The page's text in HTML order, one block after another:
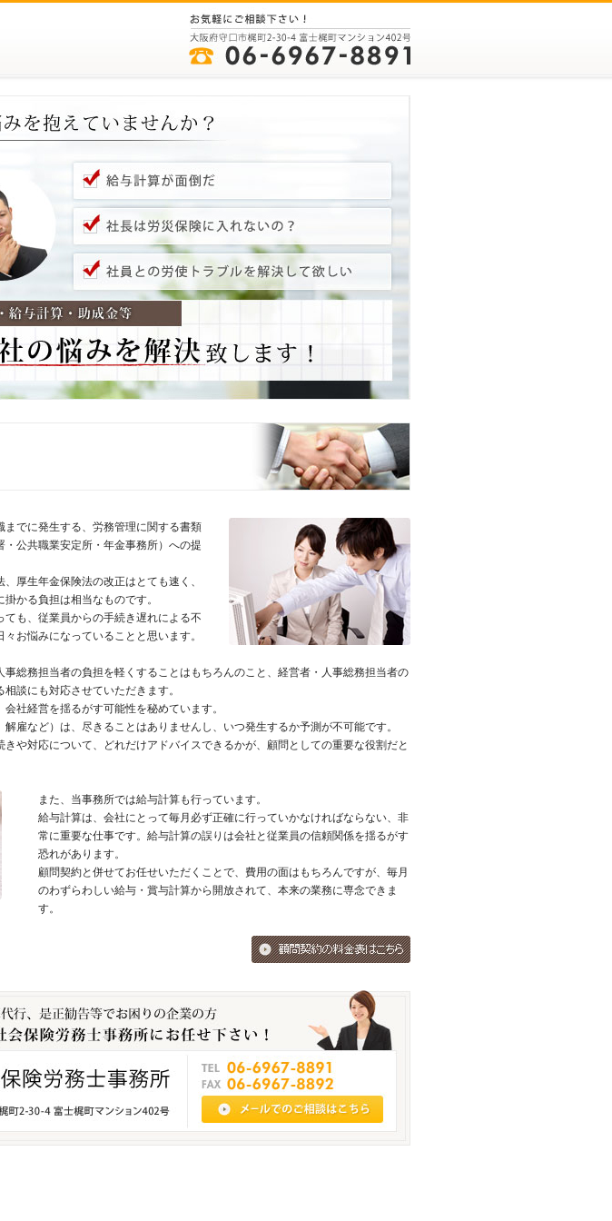
でに発生する、労務管理に関する書類
公共職業安定所・年金事務所）への提
厚生年金保険法の改正はとても速く、
かる負担は相当なものです。
も、従業員からの手続き遅れによる不
お悩みになっていることと思います。
総務担当者の負担を軽くすることはもちろんのこと、経営者・人事総務担当者の
談にも対応させていただきます。
社経営を揺るがす可能性を秘めています。
雇など）は、尽きることはありませんし、いつ発生するか予測が不可能です。
や対応について、どれだけアドバイスできるかが、顧問としての重要な役割だと
また、当事務所では給与計算も行っています。
給与計算は、会社にとって毎月必ず正確に行っていかなければならない、非
常に重要な仕事です。給与計算の誤りは会社と従業員の信頼関係を揺るがす
恐れがあります。
顧問契約と併せてお任せいただくことで、費用の面はもちろんですが、毎月
のわずらわしい給与・賞与計算から開放されて、本来の業務に専念できま
す。